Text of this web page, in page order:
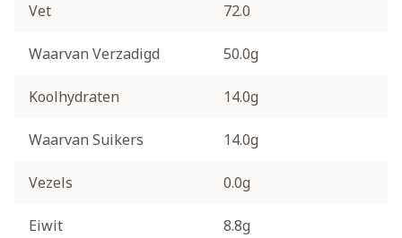
Vet 72.0
Waarvan Verzadigd 50.0g
Koolhydraten 14.0g
Waarvan Suikers 14.0g
Vezels 0.0g
Eiwit 8.8g